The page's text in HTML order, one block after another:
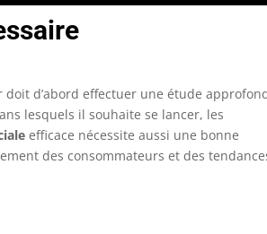
d’abord effectuer une étude
lesquels il souhaite se lancer, les
efficace nécessite aussi une bonne
des consommateurs et des